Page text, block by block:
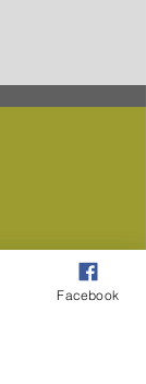
Facebook